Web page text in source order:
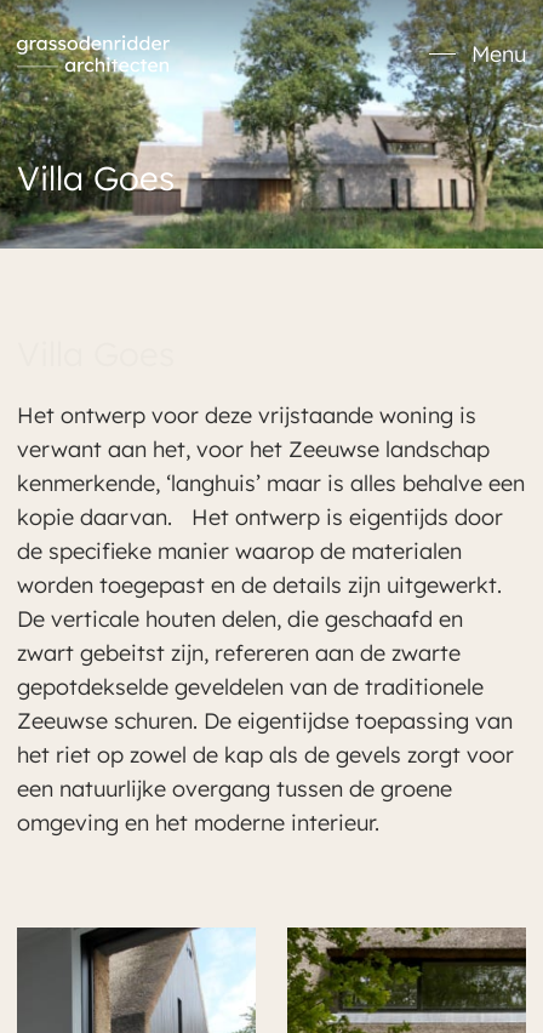
Verder naar navigatie
Ga naar hoofdinhoud
Footer
Menu
Villa Goes
Het ontwerp voor deze vrijstaande woning is
verwant aan het, voor het Zeeuwse landschap
kenmerkende, ‘langhuis’ maar is alles behalve een
kopie daarvan. Het ontwerp is eigentijds door
de specifieke manier waarop de materialen
worden toegepast en de details zijn uitgewerkt.
De verticale houten delen, die geschaafd en
zwart gebeitst zijn, refereren aan de zwarte
gepotdekselde geveldelen van de traditionele
Zeeuwse schuren. De eigentijdse toepassing van
het riet op zowel de kap als de gevels zorgt voor
een natuurlijke overgang tussen de groene
omgeving en het moderne interieur.